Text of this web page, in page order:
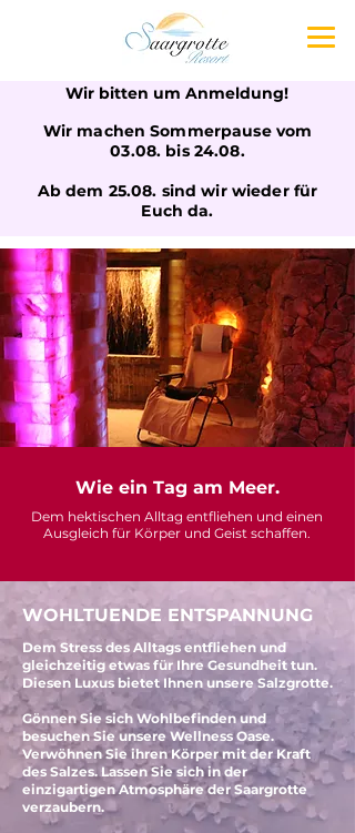
Wir bitten um Anmeldung!
Wir machen Sommerpause vom
03.08. bis 24.08.
Ab dem 25.08. sind wir wieder für
Euch da.
Wie ein Tag am Meer.
Dem hektischen Alltag entfliehen und einen
Ausgleich für Körper und Geist schaffen.
WOHLTUENDE ENTSPANNUNG
Dem Stress des Alltags entfliehen und
gleichzeitig etwas für Ihre Gesundheit tun.
Diesen Luxus bietet Ihnen unsere Salzgrotte.
Gönnen Sie sich Wohlbefinden und
besuchen Sie unsere Wellness Oase.
Verwöhnen Sie ihren Körper mit der Kraft
des Salzes. Lassen Sie sich in der
einzigartigen Atmosphäre der Saargrotte
verzaubern.